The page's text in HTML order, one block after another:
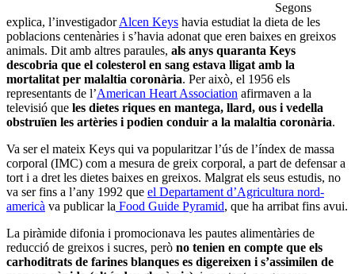
Segons
explica, l’investigadorAlcen Keys havia estudiat la dieta de les
poblacions centenàries i s’havia adonat que eren baixes en greixos
animals. Dit amb altres paraules, als anys quaranta Keys
descobria que el colesterol en sang estava lligat amb la
mortalitat per malaltia coronària. Per això, el 1956 els
representants de l’American Heart Association afirmaven a la
televisió que les dietes riques en mantega, llard, ous i vedella
obstruïen les artèries i podien conduir a la malaltia coronària.
Va ser el mateix Keys qui va popularitzar l’ús de l’índex de massa
corporal (IMC) com a mesura de greix corporal, a part de defensar a
tort i a dret les dietes baixes en greixos. Malgrat els seus estudis, no
va ser fins a l’any 1992 que el Departament d’Agricultura nord-
americà va publicar la Food Guide Pyramid, que ha arribat fins avui.
La piràmide difonia i promocionava les pautes alimentàries de
reducció de greixos i sucres, però no tenien en compte que els
carhoditrats de farines blanques es digereixen i s’assimilen de